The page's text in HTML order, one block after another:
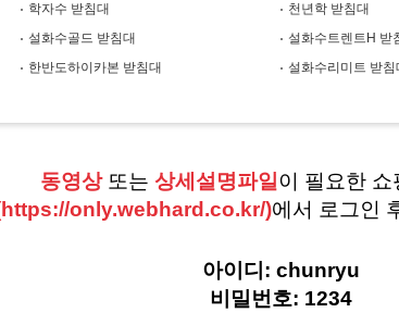
학자수 받침대 천년학 받침대
설화수골드 받침대 설화수트렌트H 받
한반도하이카본 받침대 설화수리미트 받침
동영상또는 상세설명파일 이 필요한
only.webhard.co.kr/)에서 로그인
아이디: chunryu
비밀번호: 1234